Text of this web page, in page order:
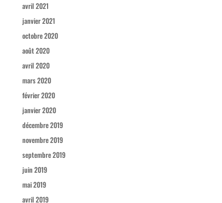
avril 2021
janvier 2021
octobre 2020
août 2020
avril 2020
mars 2020
février 2020
janvier 2020
décembre 2019
novembre 2019
septembre 2019
juin 2019
mai 2019
avril 2019